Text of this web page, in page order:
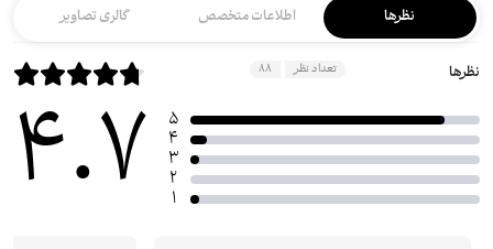
نظرها اطلاعات متخصص گالری تصاویر
نظرها تعداد نظر 88
5
4
3
2
1
4.7